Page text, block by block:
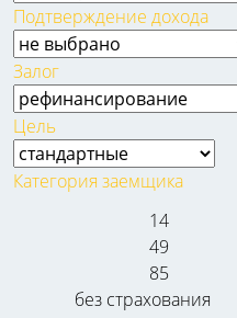
Подтверждение дохода
Залог
Цель
Категория заемщика
14
49
85
без страхования